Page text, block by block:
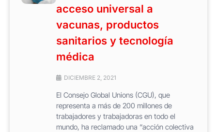
acceso universal a
vacunas, productos
sanitarios y tecnología
médica
DICIEMBRE 2, 2021
El Consejo Global Unions (CGU), que
representa a más de 200 millones de
trabajadores y trabajadoras en todo el
mundo, ha reclamado una “acción colectiva